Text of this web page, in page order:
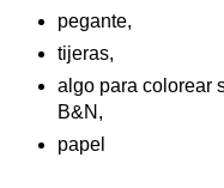
pegante,
tijeras,
algo para colorear
B&N,
papel